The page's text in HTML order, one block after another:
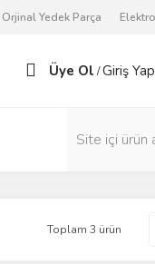
Orjinal Yedek Parça
Üye Ol /Giriş Yap
Toplam 3 ürün